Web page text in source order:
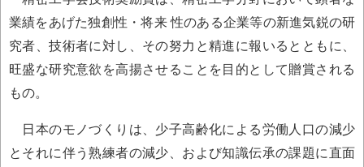
業績をあげた独創性・将来 性のある企業等の新進気鋭の研
究者、技術者に対し、その努力と精進に報いるとともに、
旺盛な研究意欲を高揚させることを目的として贈賞される
もの。
日本のモノづくりは、少子高齢化による労働人口の減少
とそれに伴う熟練者の減少、および知識伝承の課題に直面